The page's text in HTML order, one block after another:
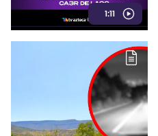
1:11